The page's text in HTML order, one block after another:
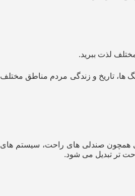
لذت ببرید.
ها، تاریخ و زندگی مردم مناطق مختلف
همچون صندلی‌ های راحت، سیستم‌ های
تر تبدیل می‌ شود.